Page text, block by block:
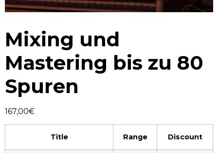
Mixing und
Mastering bis zu 80
Spuren
167,00€
Title Range Discount